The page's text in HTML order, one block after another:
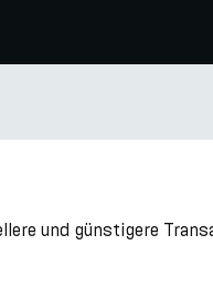
und günstigere